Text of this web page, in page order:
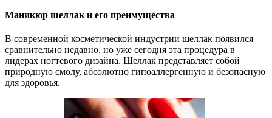
Маникюр шеллак и его преимущества
В современной косметической индустрии шеллак появился
сравнительно недавно, но уже сегодня эта процедура в
лидерах ногтевого дизайна. Шеллак представляет собой
природную смолу, абсолютно гипоаллергенную и безопасную
для здоровья.